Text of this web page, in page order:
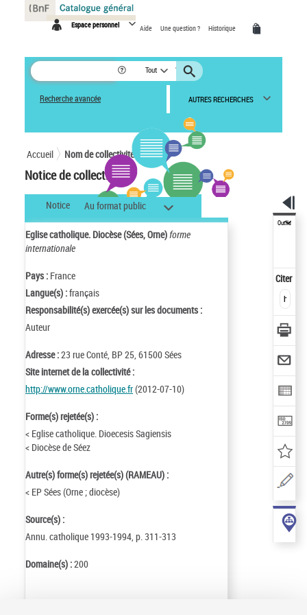
Espace personnel Aide Une question ? Historique
Tout
Recherche avancée AUTRES RECHERCHES
Accueil Nom de collectivité
Notice de collectivité
Notice Au format public
Eglise catholique. Diocèse (Sées, Orne)forme
internationale
Pays : France
Langue(s) :français
Responsabilité(s) exercée(s) sur les documents :
Auteur
Adresse :23 rue Conté, BP 25, 61500 Sées
Site internet de la collectivité :
http://www.orne.catholique.fr(2012-07-10)
Forme(s) rejetée(s) :
< Eglise catholique. Dioecesis Sagiensis
< Diocèse de Séez
Autre(s) forme(s) rejetée(s) (RAMEAU) :
< EP Sées (Orne ; diocèse)
Source(s) :
Annu. catholique 1993-1994, p. 311-313
Domaine(s) :200
Outils
Citer
Panneau de gestion des cookies